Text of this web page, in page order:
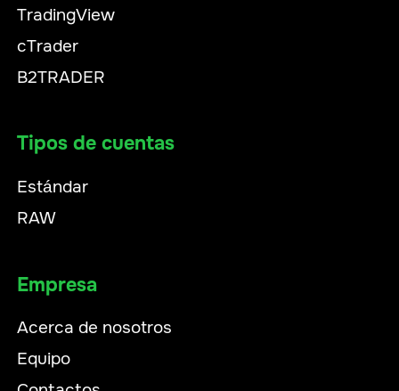
TradingView
cTrader
B2TRADER
Tipos de cuentas
Estándar
RAW
Empresa
Acerca de nosotros
Equipo